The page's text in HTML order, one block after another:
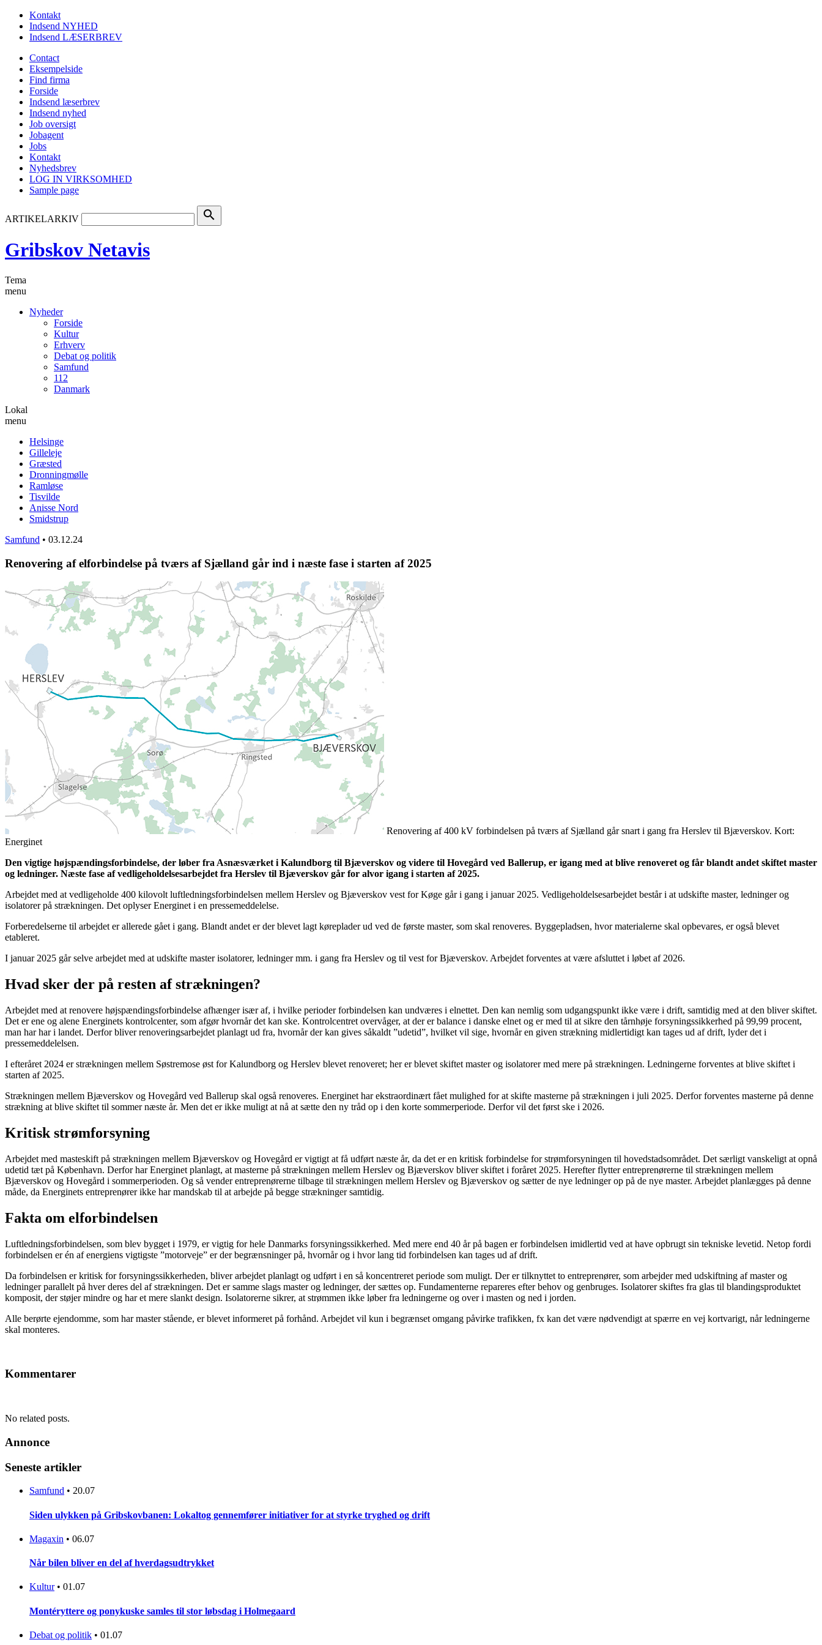
Kontakt
Indsend NYHED
Indsend LÆSERBREV
Contact
Eksempelside
Find firma
Forside
Indsend læserbrev
Indsend nyhed
Job oversigt
Jobagent
Jobs
Kontakt
Nyhedsbrev
LOG IN VIRKSOMHED
Sample page
ARTIKELARKIV search
Gribskov Netavis
Tema
menu
Nyheder
Forside
Kultur
Erhverv
Debat og politik
Samfund
112
Danmark
Lokal
menu
Helsinge
Gilleleje
Græsted
Dronningmølle
Ramløse
Tisvilde
Anisse Nord
Smidstrup
Samfund • 03.12.24
Renovering af elforbindelse på tværs af Sjælland går ind i næste fase i starten af 2025
Renovering af 400 kV forbindelsen på tværs af Sjælland går snart i gang fra Herslev til Bjæverskov. Kort:
Energinet
Den vigtige højspændingsforbindelse, der løber fra Asnæsværket i Kalundborg til Bjæverskov og videre til Hovegård ved Ballerup, er igang med at blive renoveret og får blandt andet skiftet master
og ledninger. Næste fase af vedligeholdelsesarbejdet fra Herslev til Bjæverskov går for alvor igang i starten af 2025.
Arbejdet med at vedligeholde 400 kilovolt luftledningsforbindelsen mellem Herslev og Bjæverskov vest for Køge går i gang i januar 2025. Vedligeholdelsesarbejdet består i at udskifte master, ledninger og
isolatorer på strækningen. Det oplyser Energinet i en pressemeddelelse.
Forberedelserne til arbejdet er allerede gået i gang. Blandt andet er der blevet lagt køreplader ud ved de første master, som skal renoveres. Byggepladsen, hvor materialerne skal opbevares, er også blevet
etableret.
I januar 2025 går selve arbejdet med at udskifte master isolatorer, ledninger mm. i gang fra Herslev og til vest for Bjæverskov. Arbejdet forventes at være afsluttet i løbet af 2026.
Hvad sker der på resten af strækningen?
Arbejdet med at renovere højspændingsforbindelse afhænger især af, i hvilke perioder forbindelsen kan undværes i elnettet. Den kan nemlig som udgangspunkt ikke være i drift, samtidig med at den bliver skiftet.
Det er ene og alene Energinets kontrolcenter, som afgør hvornår det kan ske. Kontrolcentret overvåger, at der er balance i danske elnet og er med til at sikre den tårnhøje forsyningssikkerhed på 99,99 procent,
man har har i landet. Derfor bliver renoveringsarbejdet planlagt ud fra, hvornår der kan gives såkaldt ”udetid”, hvilket vil sige, hvornår en given strækning midlertidigt kan tages ud af drift, lyder det i
pressemeddelelsen.
I efteråret 2024 er strækningen mellem Søstremose øst for Kalundborg og Herslev blevet renoveret; her er blevet skiftet master og isolatorer med mere på strækningen. Ledningerne forventes at blive skiftet i
starten af 2025.
Strækningen mellem Bjæverskov og Hovegård ved Ballerup skal også renoveres. Energinet har ekstraordinært fået mulighed for at skifte masterne på strækningen i juli 2025. Derfor forventes masterne på denne
strækning at blive skiftet til sommer næste år. Men det er ikke muligt at nå at sætte den ny tråd op i den korte sommerperiode. Derfor vil det først ske i 2026.
Kritisk strømforsyning
Arbejdet med masteskift på strækningen mellem Bjæverskov og Hovegård er vigtigt at få udført næste år, da det er en kritisk forbindelse for strømforsyningen til hovedstadsområdet. Det særligt vanskeligt at opnå
udetid tæt på København. Derfor har Energinet planlagt, at masterne på strækningen mellem Herslev og Bjæverskov bliver skiftet i foråret 2025. Herefter flytter entreprenørerne til strækningen mellem
Bjæverskov og Hovegård i sommerperioden. Og så vender entreprenørerne tilbage til strækningen mellem Herslev og Bjæverskov og sætter de nye ledninger op på de nye master. Arbejdet planlægges på denne
måde, da Energinets entreprenører ikke har mandskab til at arbejde på begge strækninger samtidig.
Fakta om elforbindelsen
Luftledningsforbindelsen, som blev bygget i 1979, er vigtig for hele Danmarks forsyningssikkerhed. Med mere end 40 år på bagen er forbindelsen imidlertid ved at have opbrugt sin tekniske levetid. Netop fordi
forbindelsen er én af energiens vigtigste ”motorveje” er der begrænsninger på, hvornår og i hvor lang tid forbindelsen kan tages ud af drift.
Da forbindelsen er kritisk for forsyningssikkerheden, bliver arbejdet planlagt og udført i en så koncentreret periode som muligt. Der er tilknyttet to entreprenører, som arbejder med udskiftning af master og
ledninger parallelt på hver deres del af strækningen. Det er samme slags master og ledninger, der sættes op. Fundamenterne repareres efter behov og genbruges. Isolatorer skiftes fra glas til blandingsproduktet
komposit, der støjer mindre og har et mere slankt design. Isolatorerne sikrer, at strømmen ikke løber fra ledningerne og over i masten og ned i jorden.
Alle berørte ejendomme, som har master stående, er blevet informeret på forhånd. Arbejdet vil kun i begrænset omgang påvirke trafikken, fx kan det være nødvendigt at spærre en vej kortvarigt, når ledningerne
skal monteres.
Kommentarer
No related posts.
Annonce
Seneste artikler
Samfund • 20.07
Siden ulykken på Gribskovbanen: Lokaltog gennemfører initiativer for at styrke tryghed og drift
Magaxin • 06.07
Når bilen bliver en del af hverdagsudtrykket
Kultur • 01.07
Montéryttere og ponykuske samles til stor løbsdag i Holmegaard
Debat og politik • 01.07